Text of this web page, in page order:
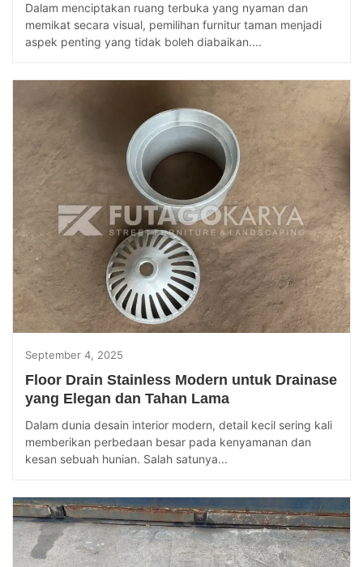
Dalam menciptakan ruang terbuka yang nyaman dan
memikat secara visual, pemilihan furnitur taman menjadi
aspek penting yang tidak boleh diabaikan....
September 4, 2025
Floor Drain Stainless Modern untuk Drainase
yang Elegan dan Tahan Lama
Dalam dunia desain interior modern, detail kecil sering kali
memberikan perbedaan besar pada kenyamanan dan
kesan sebuah hunian. Salah satunya...